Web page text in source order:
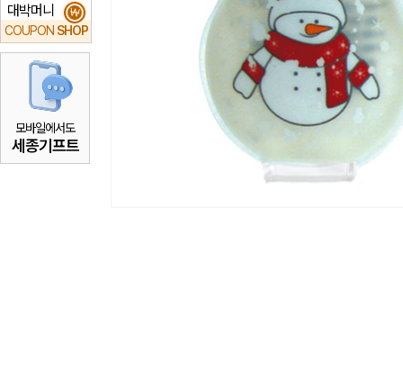
대박머니
COUPON SHOP
₩
모바일에서도
세종기프트